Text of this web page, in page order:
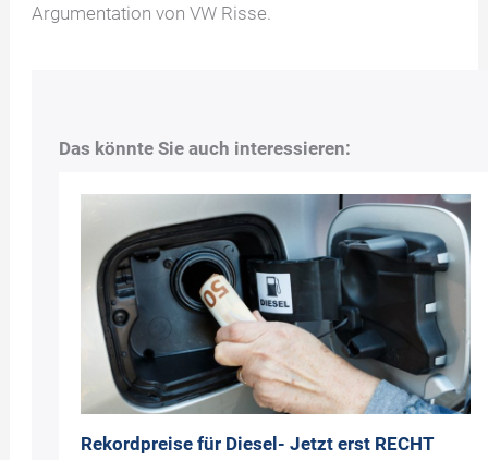
Argumentation von VW Risse.
Das könnte Sie auch interessieren:
Rekordpreise für Diesel- Jetzt erst RECHT